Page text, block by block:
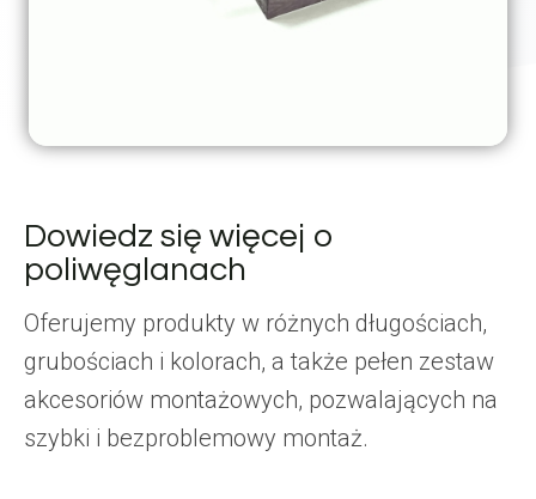
Dowiedz się więcej o
poliwęglanach
Oferujemy produkty w różnych długościach,
grubościach i kolorach, a także pełen zestaw
akcesoriów montażowych, pozwalających na
szybki i bezproblemowy montaż.